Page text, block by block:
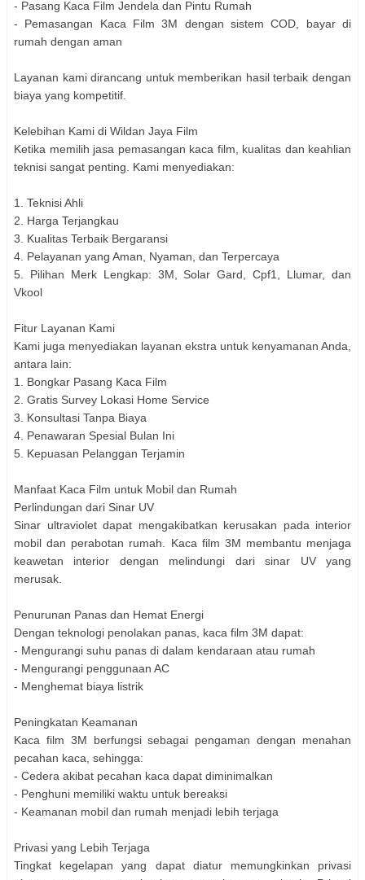
- Pasang Kaca Film Jendela dan Pintu Rumah
- Pemasangan Kaca Film 3M dengan sistem COD, bayar di
rumah dengan aman
Layanan kami dirancang untuk memberikan hasil terbaik dengan
biaya yang kompetitif.
Kelebihan Kami di Wildan Jaya Film
Ketika memilih jasa pemasangan kaca film, kualitas dan keahlian
teknisi sangat penting. Kami menyediakan:
1. Teknisi Ahli
2. Harga Terjangkau
3. Kualitas Terbaik Bergaransi
4. Pelayanan yang Aman, Nyaman, dan Terpercaya
5. Pilihan Merk Lengkap: 3M, Solar Gard, Cpf1, Llumar, dan
Vkool
Fitur Layanan Kami
Kami juga menyediakan layanan ekstra untuk kenyamanan Anda,
antara lain:
1. Bongkar Pasang Kaca Film
2. Gratis Survey Lokasi Home Service
3. Konsultasi Tanpa Biaya
4. Penawaran Spesial Bulan Ini
5. Kepuasan Pelanggan Terjamin
Manfaat Kaca Film untuk Mobil dan Rumah
Perlindungan dari Sinar UV
Sinar ultraviolet dapat mengakibatkan kerusakan pada interior
mobil dan perabotan rumah. Kaca film 3M membantu menjaga
keawetan interior dengan melindungi dari sinar UV yang
merusak.
Penurunan Panas dan Hemat Energi
Dengan teknologi penolakan panas, kaca film 3M dapat:
- Mengurangi suhu panas di dalam kendaraan atau rumah
- Mengurangi penggunaan AC
- Menghemat biaya listrik
Peningkatan Keamanan
Kaca film 3M berfungsi sebagai pengaman dengan menahan
pecahan kaca, sehingga:
- Cedera akibat pecahan kaca dapat diminimalkan
- Penghuni memiliki waktu untuk bereaksi
- Keamanan mobil dan rumah menjadi lebih terjaga
Privasi yang Lebih Terjaga
Tingkat kegelapan yang dapat diatur memungkinkan privasi